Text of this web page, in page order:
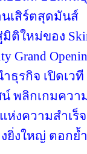
เสิร์ตสุดมันส์
ติใหม่ของ
Grand
รกิจ เปิดเวที
พลิกเกมคว
งความสำเร็
งยิ่งใหญ่ ตอก